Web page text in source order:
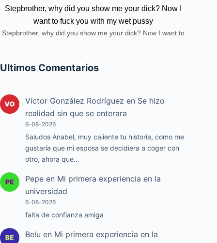
Stepbrother, why did you show me your dick? Now I
want to fuck you with my wet pussy
Stepbrother, why did you show me your dick? Now I want to
Ultimos Comentarios
Victor González Rodríguez en Se hizo
realidad sin que se enterara
6-08-2026
Saludos Anabel, muy caliente tu historia, como me
gustaría que mi esposa se decidiera a coger con
otro, ahora que…
Pepe en Mi primera experiencia en la
universidad
6-08-2026
falta de confianza amiga
Belu en Mi primera experiencia en la